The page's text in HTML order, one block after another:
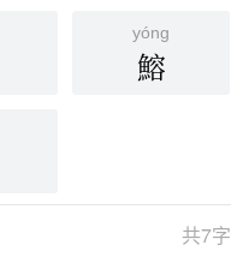
yóng
鰫
共7字